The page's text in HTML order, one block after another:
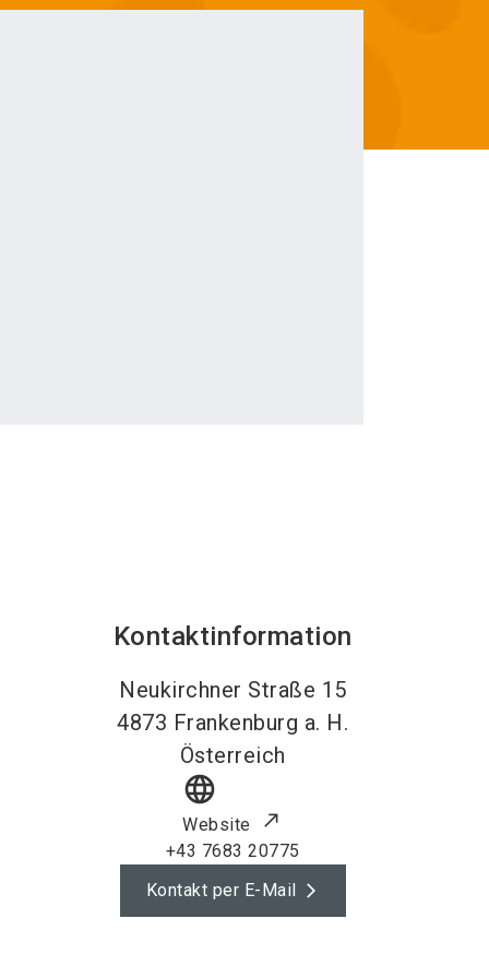
Kontaktinformation
Neukirchner Straße 15
4873 Frankenburg a. H.
Österreich
language
Website
+43 7683 20775
Kontakt per E-Mail